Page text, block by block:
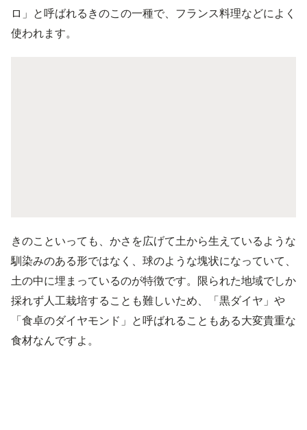
ロ」と呼ばれるきのこの一種で、フランス料理などによく
使われます。
きのこといっても、かさを広げて土から生えているような
馴染みのある形ではなく、球のような塊状になっていて、
土の中に埋まっているのが特徴です。限られた地域でしか
採れず人工栽培することも難しいため、「黒ダイヤ」や
「食卓のダイヤモンド」と呼ばれることもある大変貴重な
食材なんですよ。